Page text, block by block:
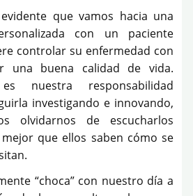
que vamos hacia una
con un paciente
controlar su enfermedad con
una buena calidad de vida.
es nuestra responsabilidad
investigando e innovando,
olvidarnos de escucharlos
que ellos saben cómo se
“choca” con nuestro día a